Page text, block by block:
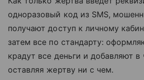
одноразовый код из SMS,
получают доступ к личному
затем все по стандарту:
крадут все деньги и добавляют в
оставляя жертву ни с чем.